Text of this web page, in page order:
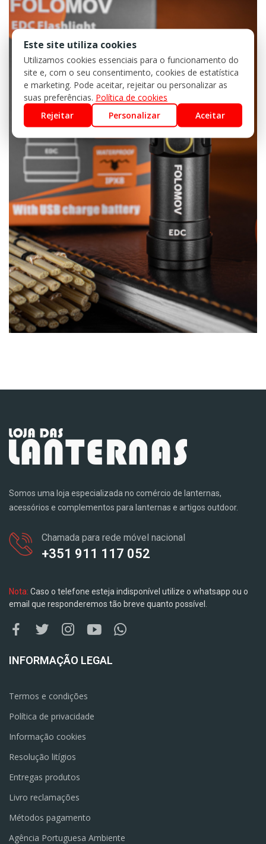
Somos uma loja especializada no comércio de lanternas,
acessórios e complementos para lanternas e artigos outdoor.
Chamada para rede móvel nacional
+351 911 117 052
Nota: Caso o telefone esteja indisponível utilize o whatsapp ou o
email que responderemos tão breve quanto possível.
INFORMAÇÃO LEGAL
Termos e condições
Política de privacidade
Informação cookies
Resolução litígios
Entregas produtos
Livro reclamações
Métodos pagamento
Agência Portuguesa Ambiente
Este site utiliza cookies
Utilizamos cookies essenciais para o funcionamento do
site e, com o seu consentimento, cookies de estatística
e marketing. Pode aceitar, rejeitar ou personalizar as
suas preferências. Política de cookies
Rejeitar
Personalizar Aceitar